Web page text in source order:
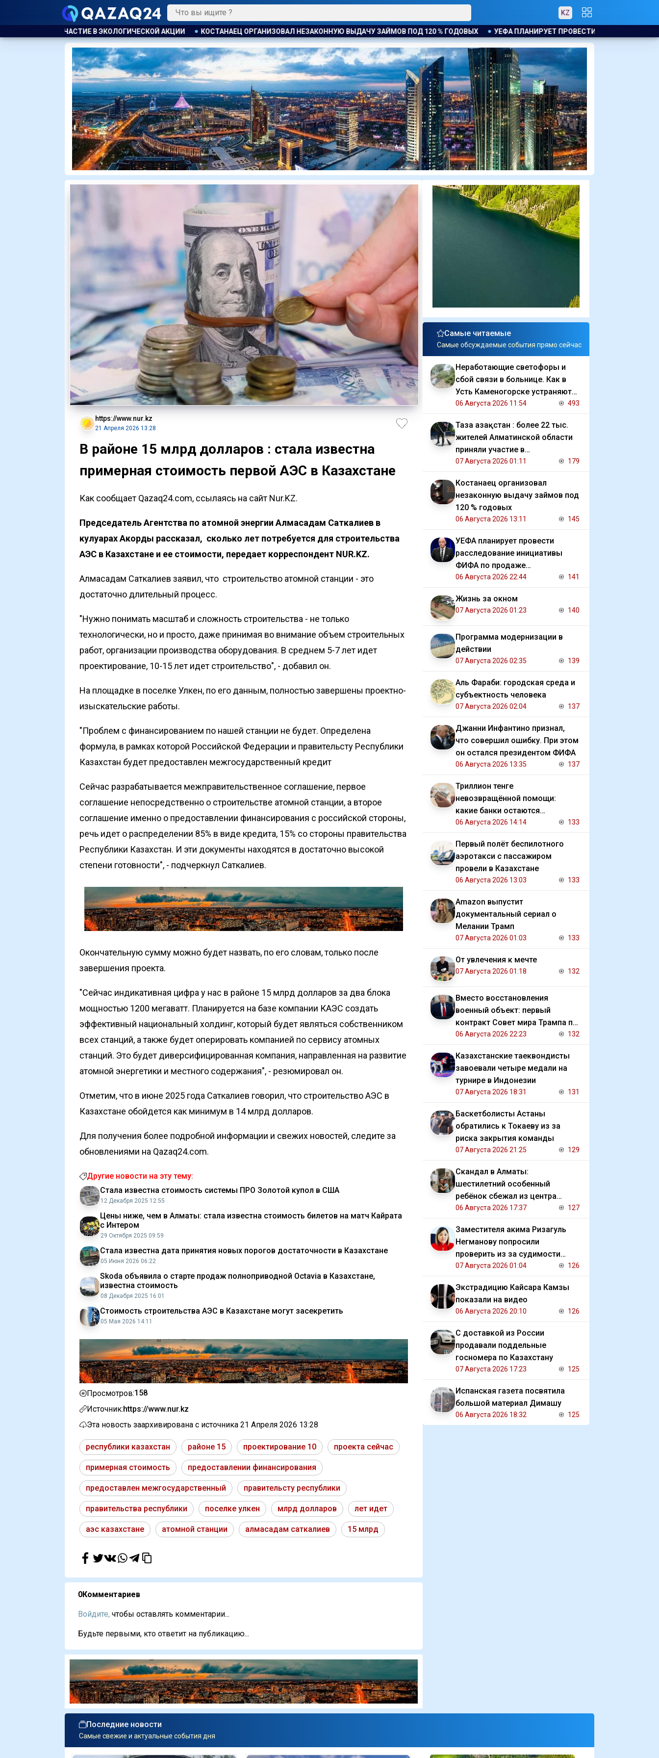
KZ
КОСТАНАЕЦ ОРГАНИЗОВАЛ НЕЗАКОННУЮ ВЫДАЧУ ЗАЙМОВ ПОД 120 % ГОДОВЫХ УЕФА ПЛАНИРУЕТ ПРОВЕСТИ РАССЛЕДОВАНИЕ ИНИЦИАТИВЫ ФИФА ПО ПРОДАЖЕ
https://www.nur.kz
21 Апреля 2026 13:28
В районе 15 млрд долларов : стала известна
примерная стоимость первой АЭС в Казахстане
Как сообщает Qazaq24.com, ссылаясь на сайт Nur.KZ.
Председатель Агентства по атомной энергии Алмасадам Саткалиев в
кулуарах Акорды рассказал, сколько лет потребуется для строительства
АЭС в Казахстане и ее стоимости, передает корреспондент NUR.KZ.
Алмасадам Саткалиев заявил, что строительство атомной станции - это
достаточно длительный процесс.
"Нужно понимать масштаб и сложность строительства - не только
технологически, но и просто, даже принимая во внимание объем строительных
работ, организации производства оборудования. В среднем 5-7 лет идет
проектирование, 10-15 лет идет строительство", - добавил он.
На площадке в поселке Улкен, по его данным, полностью завершены проектно-
изыскательские работы.
"Проблем с финансированием по нашей станции не будет. Определена
формула, в рамках которой Российской Федерации и правительсту Республики
Казахстан будет предоставлен межгосударственный кредит
Сейчас разрабатывается межправительственное соглашение, первое
соглашение непосредственно о строительстве атомной станции, а второе
соглашение именно о предоставлении финансирования с российской стороны,
речь идет о распределении 85% в виде кредита, 15% со стороны правительства
Республики Казахстан. И эти документы находятся в достаточно высокой
степени готовности", - подчеркнул Саткалиев.
Окончательную сумму можно будет назвать, по его словам, только после
завершения проекта.
"Сейчас индикативная цифра у нас в районе 15 млрд долларов за два блока
мощностью 1200 мегаватт. Планируется на базе компании КАЭС создать
эффективный национальный холдинг, который будет являться собственником
всех станций, а также будет оперировать компанией по сервису атомных
станций. Это будет диверсифицированная компания, направленная на развитие
атомной энергетики и местного содержания", - резюмировал он.
Отметим, что в июне 2025 года Саткалиев говорил, что строительство АЭС в
Казахстане обойдется как минимум в 14 млрд долларов.
Для получения более подробной информации и свежих новостей, следите за
обновлениями на Qazaq24.com.
Другие новости на эту тему:
Стала известна стоимость системы ПРО Золотой купол в США
12 Декабря 2025 12:55
Цены ниже, чем в Алматы: стала известна стоимость билетов на матч Кайрата
с Интером
29 Октября 2025 09:59
Стала известна дата принятия новых порогов достаточности в Казахстане
05 Июня 2026 06:22
Skoda объявила о старте продаж полноприводной Octavia в Казахстане,
известна стоимость
08 Декабря 2025 16:01
Стоимость строительства АЭС в Казахстане могут засекретить
05 Мая 2026 14:11
Просмотров:158
Источник:https://www.nur.kz
Эта новость заархивирована с источника 21 Апреля 2026 13:28
республики казахстан районе 15 проектирование 10 проекта сейчас
примерная стоимость предоставлении финансирования
предоставлен межгосударственный правительсту республики
правительства республики поселке улкен млрд долларов лет идет
аэс казахстане атомной станции алмасадам саткалиев 15 млрд
0Комментариев
Войдите, чтобы оставлять комментарии...
Будьте первыми, кто ответит на публикацию...
Самые читаемые
Самые обсуждаемые события прямо сейчас
Неработающие светофоры и
сбой связи в больнице. Как в
Усть Каменогорске устраняют
последствия ливня
06 Августа 2026 11:54 493
Таза Қазақстан : более 22 тыс.
жителей Алматинской области
приняли участие в
экологической акции
07 Августа 2026 01:11 179
Костанаец организовал
незаконную выдачу займов под
120 % годовых
06 Августа 2026 13:11 145
УЕФА планирует провести
расследование инициативы
ФИФА по продаже
коммерческих прав на ЧМ
06 Августа 2026 22:44 141
Жизнь за окном
07 Августа 2026 01:23 140
Программа модернизации в
действии
07 Августа 2026 02:35 139
Аль Фараби: городская среда и
субъектность человека
07 Августа 2026 02:04 137
Джанни Инфантино признал,
что совершил ошибку. При этом
он остался президентом ФИФА
06 Августа 2026 13:35 137
Триллион тенге
невозвращённой помощи:
какие банки остаются
должниками государства
06 Августа 2026 14:14 133
Первый полёт беспилотного
аэротакси с пассажиром
провели в Казахстане
06 Августа 2026 13:03 133
Amazon выпустит
документальный сериал о
Мелании Трамп
07 Августа 2026 01:03 133
От увлечения к мечте
07 Августа 2026 01:18 132
Вместо восстановления
военный объект: первый
контракт Совет мира Трампа по
Газе
06 Августа 2026 22:23 132
Казахстанские таеквондисты
завоевали четыре медали на
турнире в Индонезии
07 Августа 2026 18:31 131
Баскетболисты Астаны
обратились к Токаеву из за
риска закрытия команды
07 Августа 2026 21:25 129
Скандал в Алматы:
шестилетний особенный
ребёнок сбежал из центра
реабилитации и потерялся
06 Августа 2026 17:37 127
Заместителя акима Ризагуль
Негманову попросили
проверить из за судимости
сестры
07 Августа 2026 01:04 126
Экстрадицию Кайсара Камзы
показали на видео
06 Августа 2026 20:10 126
С доставкой из России
продавали поддельные
госномера по Казахстану
07 Августа 2026 17:23 125
Испанская газета посвятила
большой материал Димашу
06 Августа 2026 18:32 125
Последние новости
Самые свежие и актуальные события дня